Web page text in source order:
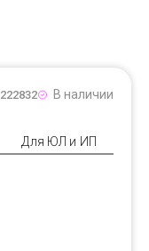
222832 В наличии
Для ЮЛ и ИП